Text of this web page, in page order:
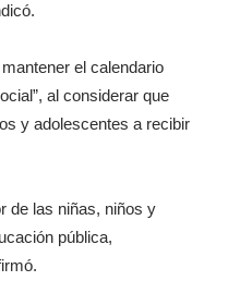
el calendario
al considerar que
y adolescentes a recibir
de las niñas, niños y
pública,